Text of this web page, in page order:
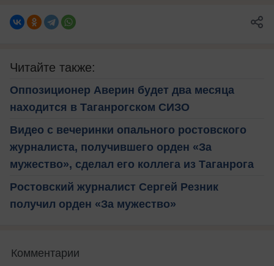
Читайте также:
Оппозиционер Аверин будет два месяца
находится в Таганрогском СИЗО
Видео с вечеринки опального ростовского
журналиста, получившего орден «За
мужество», сделал его коллега из Таганрога
Ростовский журналист Сергей Резник
получил орден «За мужество»
Комментарии